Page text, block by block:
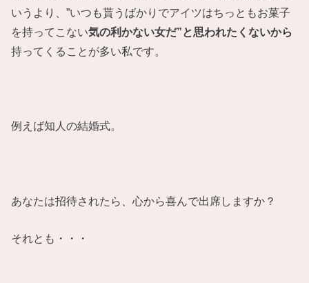
いうより、”いつも貰うばかりでアイツはちっともお菓子
を持ってこない気の利かない女だ”と思われたくないから
持ってくることが多い私です。
例えば知人の結婚式。
あなたは招待されたら、心から喜んで出席しますか？
それとも・・・